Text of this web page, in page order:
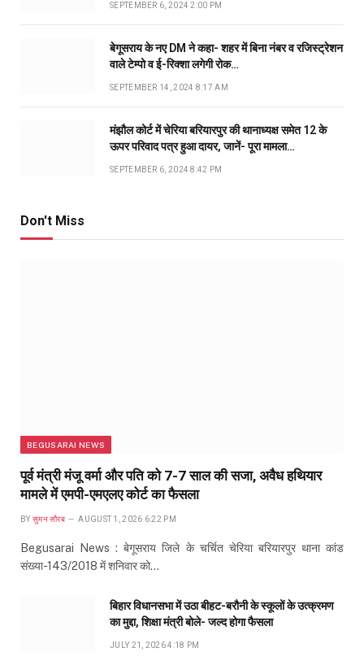
SEPTEMBER 6, 2024 2:00 PM
बेगूसराय के नए DM ने कहा- शहर में बिना नंबर व रजिस्ट्रेशन
वाले टेम्पो व ई-रिक्शा लगेगी रोक…
SEPTEMBER 14, 2024 8:17 AM
मंझौल कोर्ट में चेरिया बरियारपुर की थानाध्यक्ष समेत 12 के
ऊपर परिवाद पत्र हुआ दायर, जानें- पूरा मामला…
SEPTEMBER 6, 2024 8:42 PM
Don't Miss
BEGUSARAI NEWS
पूर्व मंत्री मंजू वर्मा और पति को 7-7 साल की सजा, अवैध हथियार
मामले में एमपी-एमएलए कोर्ट का फैसला
BY सुमन सौरब AUGUST 1, 2026 6:22 PM
Begusarai News : बेगूसराय जिले के चर्चित चेरिया बरियारपुर थाना कांड
संख्या-143/2018 में शनिवार को…
बिहार विधानसभा में उठा बीहट-बरौनी के स्कूलों के उत्क्रमण
का मुद्दा, शिक्षा मंत्री बोले- जल्द होगा फैसला
JULY 21, 2026 4:18 PM